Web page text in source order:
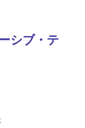
シブ・テ